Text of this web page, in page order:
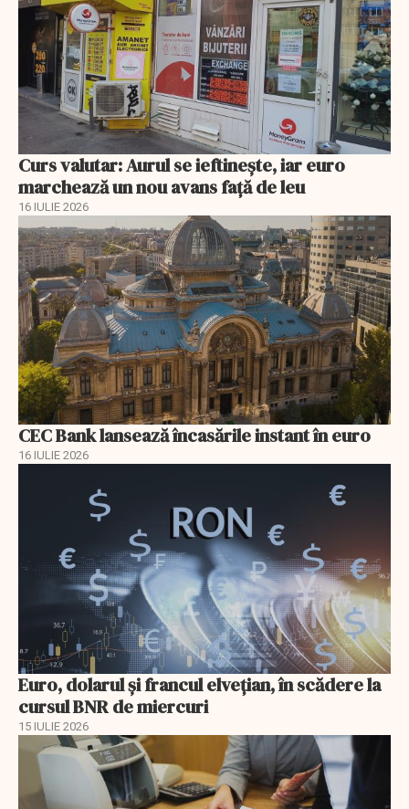
Curs valutar: Aurul se ieftinește, iar euro
marchează un nou avans faţă de leu
16 IULIE 2026
CEC Bank lansează încasările instant în euro
16 IULIE 2026
Euro, dolarul și francul elvețian, în scădere la
cursul BNR de miercuri
15 IULIE 2026